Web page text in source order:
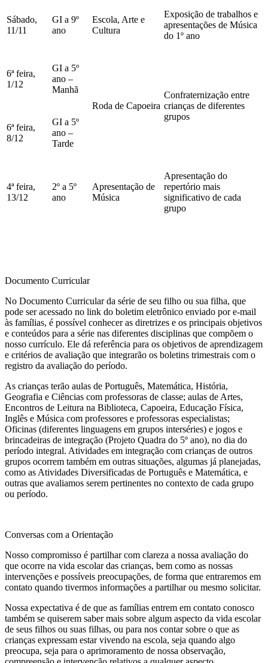
Sábado,
11/11
GI a 9º
ano
Escola, Arte e
Cultura
Exposição de trabalhos e
apresentações de Música
do 1º ano
6ª feira,
1/12
GI a 5º
ano –
Manhã
Roda de Capoeira
Confraternização entre
crianças de diferentes
grupos
6ª feira,
8/12
GI a 5º
ano –
Tarde
4ª feira,
13/12
2º a 5º
ano
Apresentação de
Música
Apresentação do
repertório mais
significativo de cada
grupo
Documento Curricular
No Documento Curricular da série de seu filho ou sua filha, que
pode ser acessado no link do boletim eletrônico enviado por e-mail
às famílias, é possível conhecer as diretrizes e os principais objetivos
e conteúdos para a série nas diferentes disciplinas que compõem o
nosso currículo. Ele dá referência para os objetivos de aprendizagem
e critérios de avaliação que integrarão os boletins trimestrais com o
registro da avaliação do período.
As crianças terão aulas de Português, Matemática, História,
Geografia e Ciências com professoras de classe; aulas de Artes,
Encontros de Leitura na Biblioteca, Capoeira, Educação Física,
Inglês e Música com professores e professoras especialistas;
Oficinas (diferentes linguagens em grupos interséries) e jogos e
brincadeiras de integração (Projeto Quadra do 5º ano), no dia do
período integral. Atividades em integração com crianças de outros
grupos ocorrem também em outras situações, algumas já planejadas,
como as Atividades Diversificadas de Português e Matemática, e
outras que avaliamos serem pertinentes no contexto de cada grupo
ou período.
Conversas com a Orientação
Nosso compromisso é partilhar com clareza a nossa avaliação do
que ocorre na vida escolar das crianças, bem como as nossas
intervenções e possíveis preocupações, de forma que entraremos em
contato quando tivermos informações a partilhar ou mesmo solicitar.
Nossa expectativa é de que as famílias entrem em contato conosco
também se quiserem saber mais sobre algum aspecto da vida escolar
de seus filhos ou suas filhas, ou para nos contar sobre o que as
crianças expressam estar vivendo na escola, seja quando algo
preocupa, seja para o aprimoramento de nossa observação,